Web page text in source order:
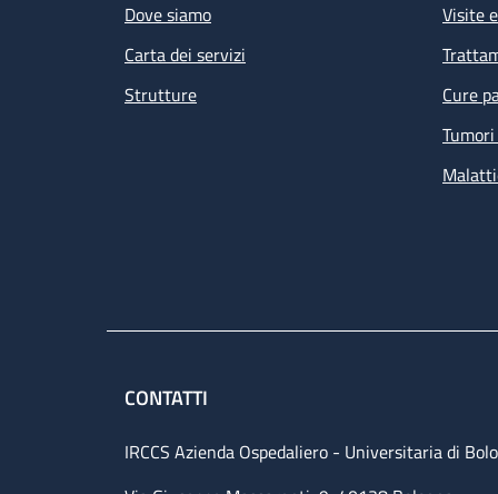
Dove siamo
Carta dei servizi
Strutture
Visite
Cure
CONTATTI
IRCCS Azienda Ospedaliero - Universitaria di